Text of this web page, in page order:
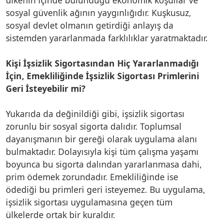
sosyal güvenlik ağının yaygınlığıdır. Kuşkusuz,
sosyal devlet olmanın getirdiği anlayış da
sistemden yararlanmada farklılıklar yaratmaktadır.
Kişi İşsizlik Sigortasından Hiç Yararlanmadığı
İçin, Emekliliğinde İşsizlik Sigortası Primlerini
Geri İsteyebilir mi?
Yukarıda da değinildiği gibi, işsizlik sigortası
zorunlu bir sosyal sigorta dalıdır. Toplumsal
dayanışmanın bir gereği olarak uygulama alanı
bulmaktadır. Dolayısıyla kişi tüm çalışma yaşamı
boyunca bu sigorta dalından yararlanmasa dahi,
prim ödemek zorundadır. Emekliliğinde ise
ödediği bu primleri geri isteyemez. Bu uygulama,
işsizlik sigortası uygulamasına geçen tüm
ülkelerde ortak bir kuraldır.